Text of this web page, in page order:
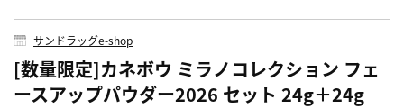
サンドラッグe-shop
[数量限定]カネボウ ミラノコレクション フェ
ースアップパウダー2026 セット 24g＋24g